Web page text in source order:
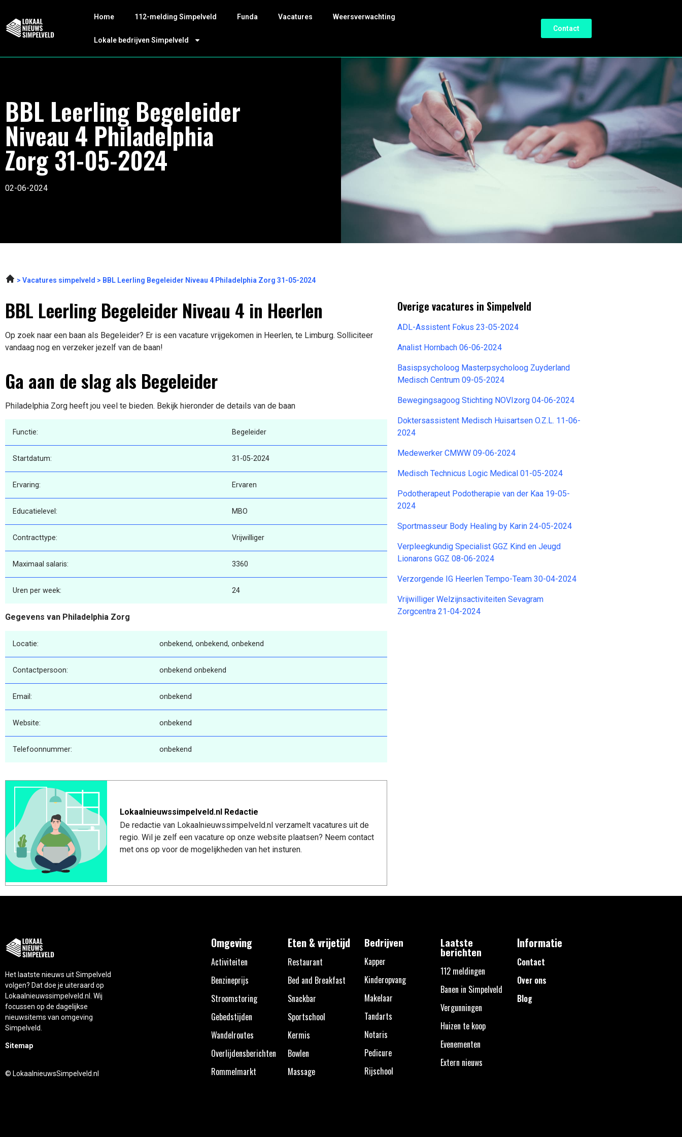
Home 112-melding Simpelveld Funda Vacatures Weersverwachting
Lokale bedrijven Simpelveld
Contact
BBL Leerling Begeleider
Niveau 4 Philadelphia
Zorg 31-05-2024
02-06-2024
Vacatures simpelveld BBL Leerling Begeleider Niveau 4 Philadelphia Zorg 31-05-2024
BBL Leerling Begeleider Niveau 4 in Heerlen
Op zoek naar een baan als Begeleider? Er is een vacature vrijgekomen in Heerlen, te Limburg. Solliciteer
vandaag nog en verzeker jezelf van de baan!
Ga aan de slag als Begeleider
Philadelphia Zorg heeft jou veel te bieden. Bekijk hieronder de details van de baan
Functie: Begeleider
Startdatum: 31-05-2024
Ervaring: Ervaren
Educatielevel: MBO
Contracttype: Vrijwilliger
Maximaal salaris: 3360
Uren per week: 24
Gegevens van Philadelphia Zorg
Locatie: onbekend, onbekend, onbekend
Contactpersoon: onbekend onbekend
Email: onbekend
Website: onbekend
Telefoonnummer: onbekend
Lokaalnieuwssimpelveld.nl Redactie
De redactie van Lokaalnieuwssimpelveld.nl verzamelt vacatures uit de
regio. Wil je zelf een vacature op onze website plaatsen? Neem contact
met ons op voor de mogelijkheden van het insturen.
Overige vacatures in Simpelveld
ADL-Assistent Fokus 23-05-2024
Analist Hornbach 06-06-2024
Basispsycholoog Masterpsycholoog Zuyderland
Medisch Centrum 09-05-2024
Bewegingsagoog Stichting NOVIzorg 04-06-2024
Doktersassistent Medisch Huisartsen O.Z.L. 11-06-
2024
Medewerker CMWW 09-06-2024
Medisch Technicus Logic Medical 01-05-2024
Podotherapeut Podotherapie van der Kaa 19-05-
2024
Sportmasseur Body Healing by Karin 24-05-2024
Verpleegkundig Specialist GGZ Kind en Jeugd
Lionarons GGZ 08-06-2024
Verzorgende IG Heerlen Tempo-Team 30-04-2024
Vrijwilliger Welzijnsactiviteiten Sevagram
Zorgcentra 21-04-2024
Het laatste nieuws uit Simpelveld
volgen? Dat doe je uiteraard op
Lokaalnieuwssimpelveld.nl. Wij
focussen op de dagelijkse
nieuwsitems van omgeving
Simpelveld.
Sitemap
© LokaalnieuwsSimpelveld.nl
Omgeving
Activiteiten
Benzineprijs
Stroomstoring
Gebedstijden
Wandelroutes
Overlijdensberichten
Rommelmarkt
Eten & vrijetijd
Restaurant
Bed and Breakfast
Snackbar
Sportschool
Kermis
Bowlen
Massage
Bedrijven
Kapper
Kinderopvang
Makelaar
Tandarts
Notaris
Pedicure
Rijschool
Laatste
berichten
112 meldingen
Banen in Simpelveld
Vergunningen
Huizen te koop
Evenementen
Extern nieuws
Informatie
Contact
Over ons
Blog